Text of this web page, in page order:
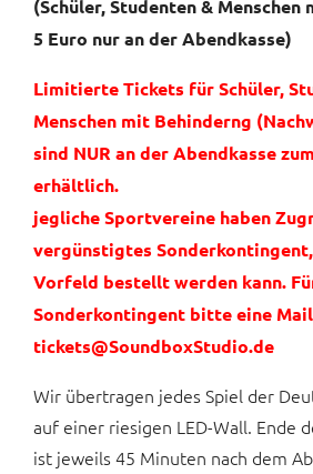
(Schüler, Studenten & Menschen
5 Euro nur an der Abendkasse)
Limitierte Tickets für Schüler,
Menschen mit Behinderng
sind NUR an der Abendkasse
erhältlich.
jegliche Sportvereine haben
vergünstigtes
Vorfeld bestellt werden kann.
Sonderkontingent bitte eine
tickets@SoundboxStudio.de
Wir übertragen jedes Spiel der
auf einer riesigen LED-Wall. Ende
ist jeweils 45 Minuten nach dem